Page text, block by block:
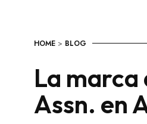
HOME > BLOG
La
Assn. en